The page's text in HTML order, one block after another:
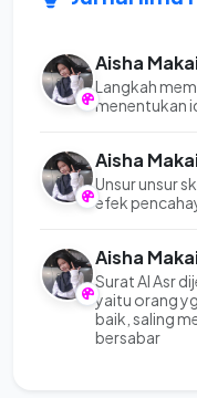
Aisha
Langkah
menentukan
Aisha
Unsur unsur
efek
Aisha
Surat Al Asr
yaitu orang
baik, saling
bersabar